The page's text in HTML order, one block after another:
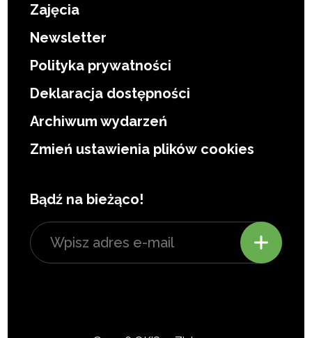
Zajęcia
Newsletter
Polityka prywatności
Deklaracja dostępności
Archiwum wydarzeń
Zmień ustawienia plików cookies
Bądź na bieżąco!